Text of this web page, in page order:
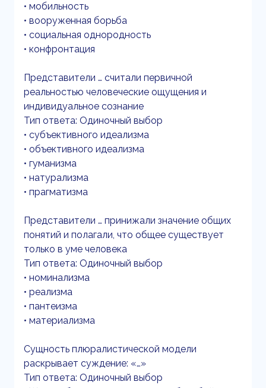
• мобильность
• вооруженная борьба
• социальная однородность
• конфронтация
Представители … считали первичной
реальностью человеческие ощущения и
индивидуальное сознание
Тип ответа: Одиночный выбор
• субъективного идеализма
• объективного идеализма
• гуманизма
• натурализма
• прагматизма
Представители … принижали значение общих
понятий и полагали, что общее существует
только в уме человека
Тип ответа: Одиночный выбор
• номинализма
• реализма
• пантеизма
• материализма
Сущность плюралистической модели
раскрывает суждение: «…»
Тип ответа: Одиночный выбор